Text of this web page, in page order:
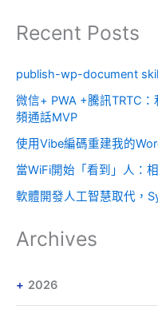
Recent Posts
publish-wp-document
微信+ PWA +騰訊TRTC
頻通話MVP
使用Vibe編碼重建我的
當WiFi開始「看到」人：
軟體開發人工智慧取代，
Archives
2026